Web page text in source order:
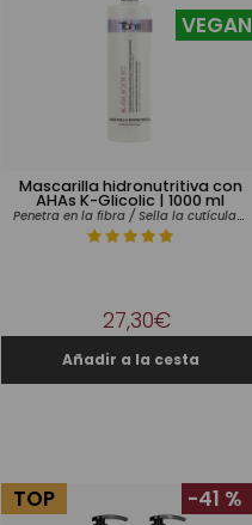
Mascarilla hidronutritiva con
AHAs K-Glicolic | 1000 ml
Penetra en la fibra / Sella la cutícula / Extra brillo
VEGAN
27,30€
TOP -41 %